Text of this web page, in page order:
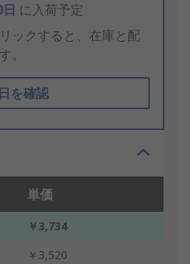
に入荷予定
ックすると、在庫と配
。
を確認
単価
￥3,734
￥3,520